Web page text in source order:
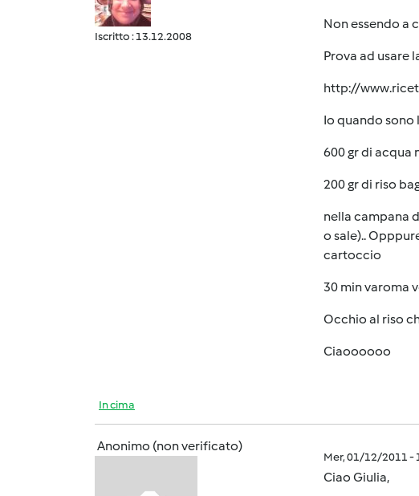
Iscritto : 13.12.2008
Non essendo a
Prova ad usare
http://
Io quando sono
600 gr di acqua
200 gr di riso
nella campana
o sale)..
cartoccio
30 min varoma
Occhio al riso
Ciaoooooo
In cima
Anonimo (non verificato)
Mer, 01/12/2011 -
Ciao Giulia,